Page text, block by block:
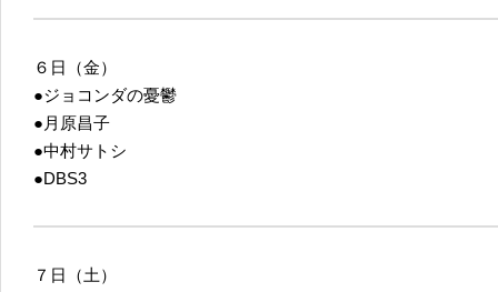
６日（金）
●ジョコンダの憂鬱
●月原昌子
●中村サトシ
●DBS3
７日（土）